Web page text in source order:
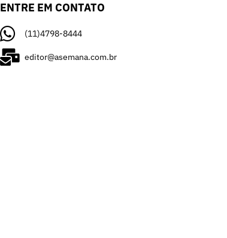
ENTRE EM CONTATO
(11)4798-8444
editor@asemana.com.br